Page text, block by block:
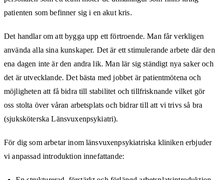
patienten som befinner sig i en akut kris.
Det handlar om att bygga upp ett förtroende. Man får verkligen
använda alla sina kunskaper. Det är ett stimulerande arbete där den
ena dagen inte är den andra lik. Man lär sig ständigt nya saker och
det är utvecklande. Det bästa med jobbet är patientmötena och
möjligheten att få bidra till stabilitet och tillfrisknande vilket gör
oss stolta över våran arbetsplats och bidrar till att vi trivs så bra
(sjuksköterska Länsvuxenpsykiatri).
För dig som arbetar inom länsvuxenpsykiatriska kliniken erbjuder
vi anpassad introduktion innefattande: